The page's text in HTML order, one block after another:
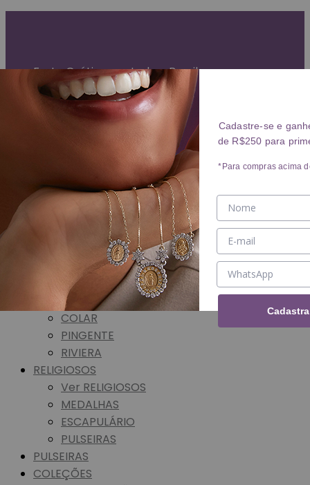
Frete Grátis para todo o Brasil
ALIANÇA
BRINCOS
Ver BRINCOS
ARGOLA
PIERCING
COLARES
Ver COLARES
COLAR
PINGENTE
RIVIERA
RELIGIOSOS
Ver RELIGIOSOS
MEDALHAS
ESCAPULÁRIO
PULSEIRAS
PULSEIRAS
COLEÇÕES
Cadastre-se e
de R$250 para
*Para compras acima